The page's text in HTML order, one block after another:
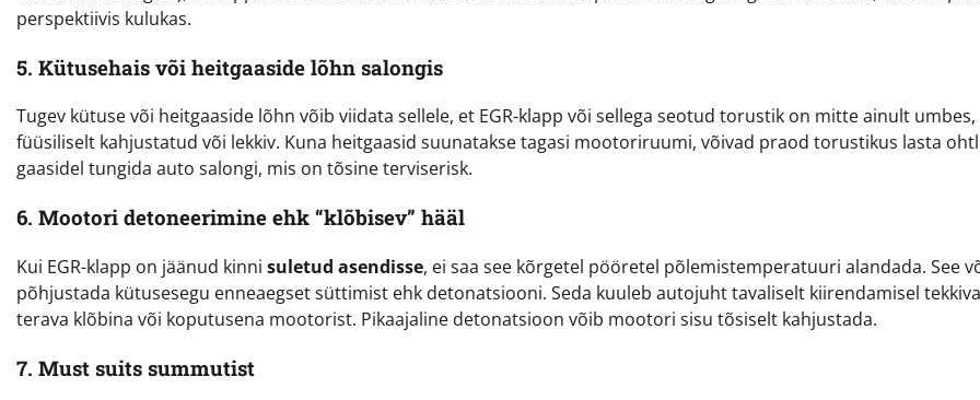
perspektiivis kulukas.
5. Kütusehais või heitgaaside lõhn salongis
Tugev kütuse või heitgaaside lõhn võib viidata sellele, et EGR-klapp või sellega seotud torustik on mitte ainult umbes,
füüsiliselt kahjustatud või lekkiv. Kuna heitgaasid suunatakse tagasi mootoriruumi, võivad praod torustikus lasta
gaasidel tungida auto salongi, mis on tõsine terviserisk.
6. Mootori detoneerimine ehk “klõbisev” hääl
Kui EGR-klapp on jäänud kinni suletud asendisse, ei saa see kõrgetel pööretel põlemistemperatuuri alandada. See
põhjustada kütusesegu enneaegset süttimist ehk detonatsiooni. Seda kuuleb autojuht tavaliselt kiirendamisel tekkiva
terava klõbina või koputusena mootorist. Pikaajaline detonatsioon võib mootori sisu tõsiselt kahjustada.
7. Must suits summutist